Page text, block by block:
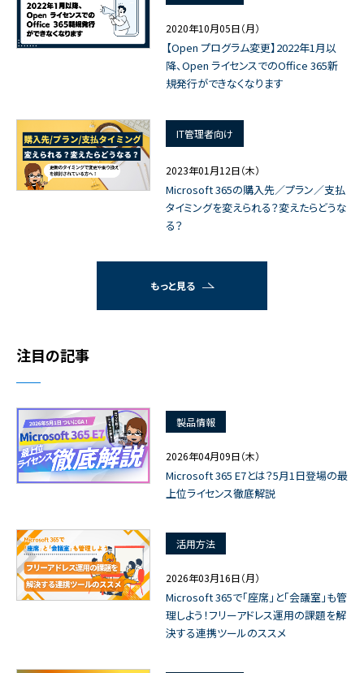
2020年10月05日（月）
【Open プログラム変更】2022年1月以
降、Open ライセンスでのOffice 365新
規発行ができなくなります
IT管理者向け
2023年01月12日（木）
Microsoft 365の購入先／プラン／支払
タイミングを変えられる？変えたらどうな
る？
もっと見る
注目の記事
製品情報
2026年04月09日（木）
Microsoft 365 E7とは？5月1日登場の最
上位ライセンス徹底解説
活用方法
2026年03月16日（月）
Microsoft 365で「座席」と「会議室」も管
理しよう！フリーアドレス運用の課題を解
決する連携ツールのススメ